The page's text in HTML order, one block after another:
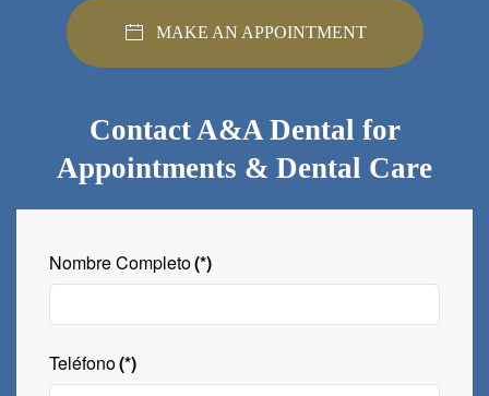
MAKE AN APPOINTMENT
Contact A&A Dental for
Appointments & Dental Care
Nombre Completo(*)
Teléfono(*)